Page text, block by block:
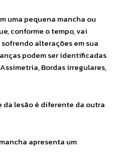
uma pequena mancha ou
conforme o tempo, vai
alterações em sua
podem ser identificadas
Bordas irregulares,
lesão é diferente da outra
apresenta um